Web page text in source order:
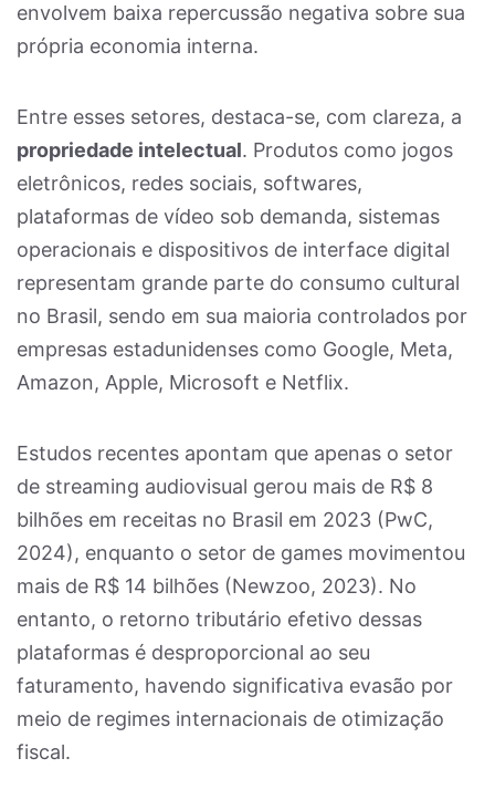
envolvem baixa repercussão negativa sobre sua
própria economia interna.
Entre esses setores, destaca-se, com clareza, a
propriedade intelectual. Produtos como jogos
eletrônicos, redes sociais, softwares,
plataformas de vídeo sob demanda, sistemas
operacionais e dispositivos de interface digital
representam grande parte do consumo cultural
no Brasil, sendo em sua maioria controlados por
empresas estadunidenses como Google, Meta,
Amazon, Apple, Microsoft e Netflix.
Estudos recentes apontam que apenas o setor
de streaming audiovisual gerou mais de R$ 8
bilhões em receitas no Brasil em 2023 (PwC,
2024), enquanto o setor de games movimentou
mais de R$ 14 bilhões (Newzoo, 2023). No
entanto, o retorno tributário efetivo dessas
plataformas é desproporcional ao seu
faturamento, havendo significativa evasão por
meio de regimes internacionais de otimização
fiscal.